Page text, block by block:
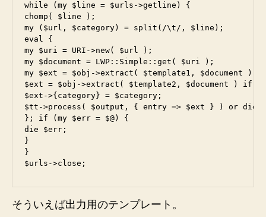
while (my $line = $urls->getline) {
chomp( $line );
my ($url, $category) = split(/\t/, $line);
eval {
my $uri = URI->new( $url );
my $document = LWP::Simple::get( $uri );
my $ext = $obj->extract( $template1, $document );
$ext = $obj->extract( $template2, $document ) if
$ext->{category} = $category;
$tt->process( $output, { entry => $ext } ) or die
}; if (my $err = $@) {
die $err;
}
}
そういえば出力用のテンプレート。